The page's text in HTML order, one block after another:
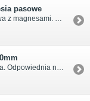
pasowe